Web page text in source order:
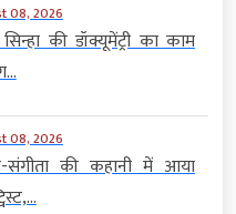
08, 2026
सिन्हा की डॉक्यूमेंट्री का काम
08, 2026
संगीता की कहानी में आया